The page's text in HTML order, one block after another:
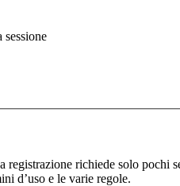
sessione
registrazione richiede solo pochi
d’uso e le varie regole.